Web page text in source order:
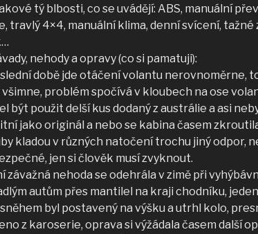
tý blbosti, co se uvádějí: ABS, manuální
travlý 4×4, manuální klima, denní svícení, tažné
nehody a opravy (co si pamatuji):
době jde otáčení volantu nerovnoměrne,
všimne, problém spočívá v kloubech na ose
být použit delší kus dodaný z austrálie a asi
jako originál a nebo se kabina časem
kladou v různých natočení trochu jiný odpor,
jen si člověk musí zvyknout.
závažná nehoda se odehrála v zimě při
autům přes mantilel na kraji chodníku,
byl postavený na výšku a utrhl kolo,
z karoserie, oprava si výžádala časem další